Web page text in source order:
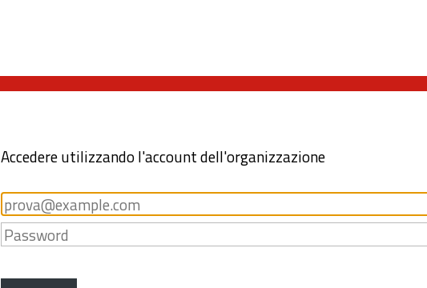
Accedere utilizzando l'account dell'organizzazione